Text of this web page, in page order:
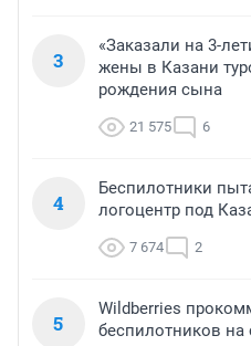
3
«Заказали на 3-
жены в Казани
рождения сына
21 575 6
4
Беспилотники
логоцентр под
7 674 2
5
Wildberries
беспилотников на